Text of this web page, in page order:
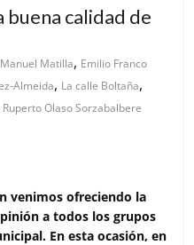
calidad de
Matilla, Emilio Franco
Almeida, La calle Boltaña,
Ruperto Olaso Sorzabalbere
venimos ofreciendo la
a todos los grupos
En esta ocasión, en